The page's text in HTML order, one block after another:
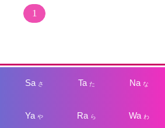
1
Sa さ Taた Na な
Yaや Ra ら Wa わ